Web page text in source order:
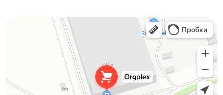
Orgplex
Оргстекло, поликарбонат в Лыткарине
Торговое оборудование в Лыткарине